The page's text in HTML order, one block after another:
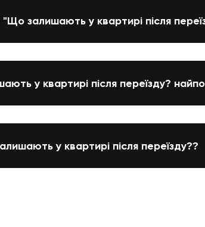
залишають у квартирі після
у квартирі після переїзду?
у квартирі після переїзду??